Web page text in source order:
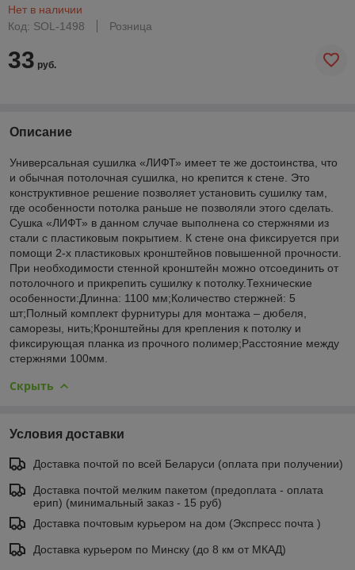
Нет в наличии
Код: SOL-1498
Розница
33 руб.
Описание
Универсальная сушилка «ЛИФТ» имеет те же достоинства, что
и обычная потолочная сушилка, но крепится к стене. Это
конструктивное решение позволяет установить сушилку там,
где особенности потолка раньше не позволяли этого сделать.
Сушка «ЛИФТ» в данном случае выполнена со стержнями из
стали с пластиковым покрытием. К стене она фиксируется при
помощи 2-х пластиковых кронштейнов повышенной прочности.
При необходимости стенной кронштейн можно отсоединить от
потолочного и прикрепить сушилку к потолку.Технические
особенности:Длинна: 1100 мм;Количество стержней: 5
шт;Полный комплект фурнитуры для монтажа – дюбеля,
саморезы, нить;Кронштейны для крепления к потолку и
фиксирующая планка из прочного полимер;Расстояние между
стержнями 100мм.
Скрыть
Условия доставки
Доставка почтой по всей Беларуси (оплата при получении)
Доставка почтой мелким пакетом (предоплата - оплата
ерип) (минимальный заказ - 15 руб)
Доставка почтовым курьером на дом (Экспресс почта )
Доставка курьером по Минску (до 8 км от МКАД)